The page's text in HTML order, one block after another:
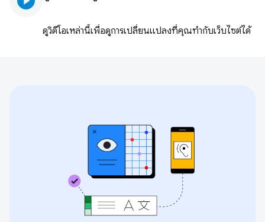
ดูวิดีโอเหล่านี้เพื่อดูการเปลี่ยนแปลงที่คุณทํากับเว็บไซต์ได้